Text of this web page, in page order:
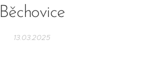
Běchovice
13.03.2025